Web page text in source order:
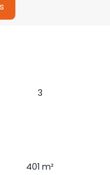
3
401m²